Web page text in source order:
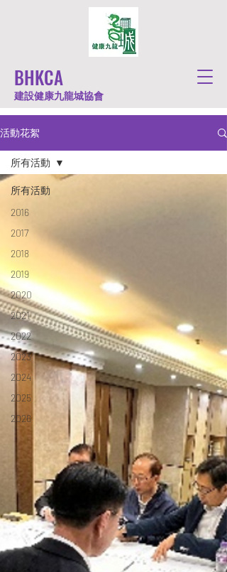
BHKCA
建設健康九龍城協會
活動花絮
所有活動
2016
2017
2018
2019
2020
2021
2022
2023
2024
2025
2026
所有活動